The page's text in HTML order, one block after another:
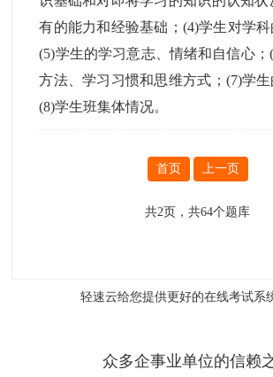
有的能力和经验基础；(4)学生对学科
(5)学生的学习意志、情绪和自信心；
方法、学习习惯和思维方式；(7)学生
(8)学生班集体情况。
首页 上一页
共2页，共64个题库
轻速云给您提供更好的在线考试系
众多企事业单位的信赖